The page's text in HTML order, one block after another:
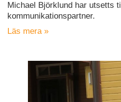
Michael Björklund har utsetts till
kommunikationspartner.
Läs mera »